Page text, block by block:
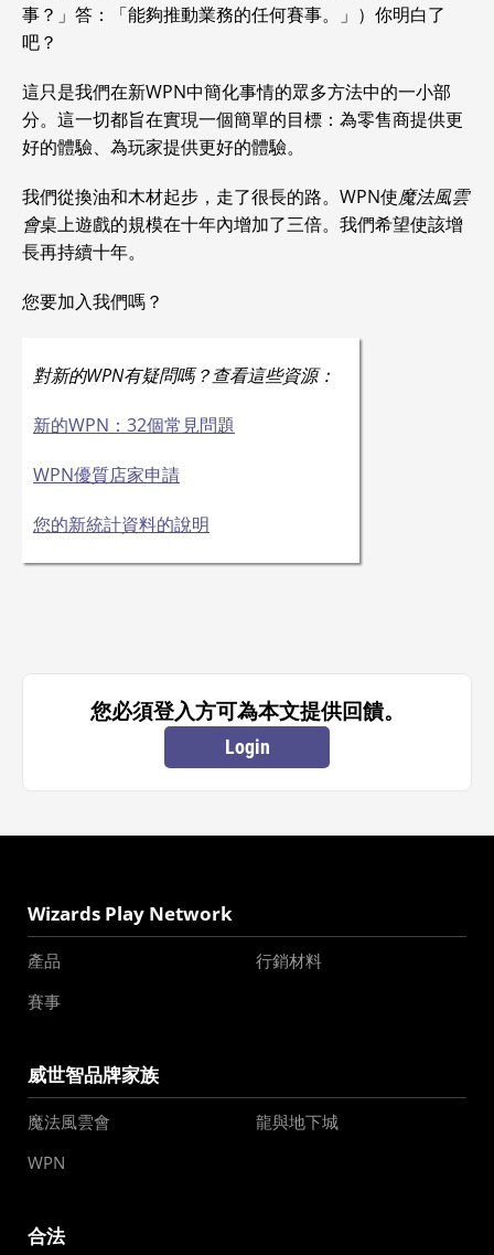
事？」答：「能夠推動業務的任何賽事。」）你明白了
吧？
這只是我們在新WPN中簡化事情的眾多方法中的一小部
分。這一切都旨在實現一個簡單的目標：為零售商提供更
好的體驗、為玩家提供更好的體驗。
我們從換油和木材起步，走了很長的路。WPN使魔法風雲
會桌上遊戲的規模在十年內增加了三倍。我們希望使該增
長再持續十年。
您要加入我們嗎？
對新的WPN有疑問嗎？查看這些資源：
新的WPN：32個常見問題
WPN優質店家申請
您的新統計資料的說明
您必須登入方可為本文提供回饋。
Login
Wizards Play Network
產品
行銷材料
賽事
威世智品牌家族
魔法風雲會
龍與地下城
WPN
合法